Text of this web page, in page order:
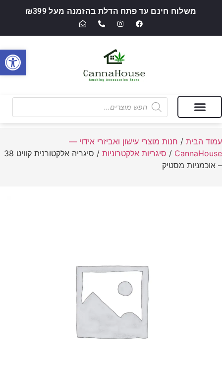
משלוח חינם עד פתח הדלת בהזמנה מעל ₪399
עמוד הבית / חנות מוצרי עישון ואביזרי אידוי —
CannaHouse
/ סיגריות אלקטרוניות
/ סיגריה אלקטורנית קוויט 38
– אוכמניות מסטיק
פתח